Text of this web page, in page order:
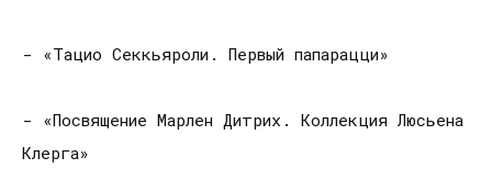
- «Тацио Секкьяроли. Первый папарацци»
- «Посвящение Марлен Дитрих. Коллекция Люсьена
Клерга»